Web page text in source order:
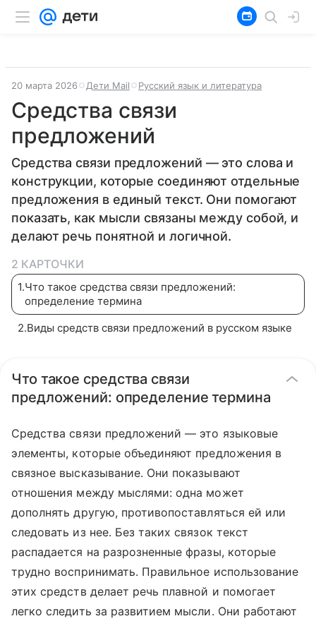
20 марта 2026 Дети Mail Русский язык и литература
Средства связи
предложений
Средства связи предложений — это слова и
конструкции, которые соединяют отдельные
предложения в единый текст. Они помогают
показать, как мысли связаны между собой, и
делают речь понятной и логичной.
2 КАРТОЧКИ
1.Что такое средства связи предложений:
определение термина
2.Виды средств связи предложений в русском языке
Что такое средства связи
предложений: определение термина
Средства связи предложений — это языковые
элементы, которые объединяют предложения в
связное высказывание. Они показывают
отношения между мыслями: одна может
дополнять другую, противопоставляться ей или
следовать из нее. Без таких связок текст
распадается на разрозненные фразы, которые
трудно воспринимать. Правильное использование
этих средств делает речь плавной и помогает
легко следить за развитием мысли. Они работают